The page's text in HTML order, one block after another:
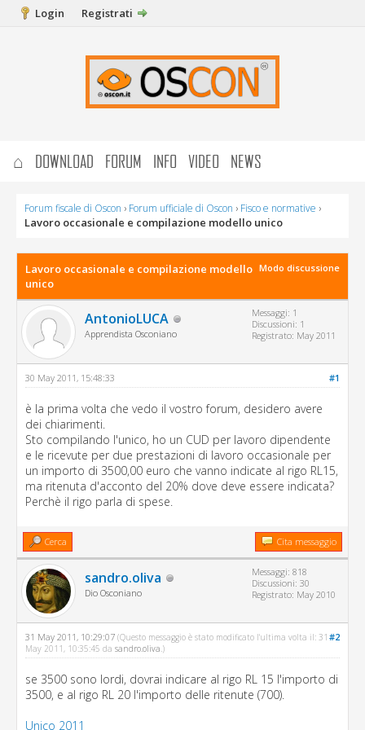
Login Registrati
⌂ DOWNLOAD FORUM INFO VIDEO NEWS
Forum fiscale di Oscon › Forum ufficiale di Oscon › Fisco e normative ›
Lavoro occasionale e compilazione modello unico
Modo discussione
Lavoro occasionale e compilazione modello
unico
AntonioLUCA
Apprendista Osconiano
Messaggi: 1
Discussioni: 1
Registrato: May 2011
#1
30 May 2011, 15:48:33
è la prima volta che vedo il vostro forum, desidero avere
dei chiarimenti.
Sto compilando l'unico, ho un CUD per lavoro dipendente
e le ricevute per due prestazioni di lavoro occasionale per
un importo di 3500,00 euro che vanno indicate al rigo RL15,
ma ritenuta d'acconto del 20% dove deve essere indicata?
Perchè il rigo parla di spese.
Cerca Cita messaggio
sandro.oliva
Dio Osconiano
Messaggi: 818
Discussioni: 30
Registrato: May 2010
#2
31 May 2011, 10:29:07 (Questo messaggio è stato modificato l'ultima volta il: 31
May 2011, 10:35:45 da sandro.oliva.)
se 3500 sono lordi, dovrai indicare al rigo RL 15 l'importo di
3500, e al rigo RL 20 l'importo delle ritenute (700).
Unico 2011